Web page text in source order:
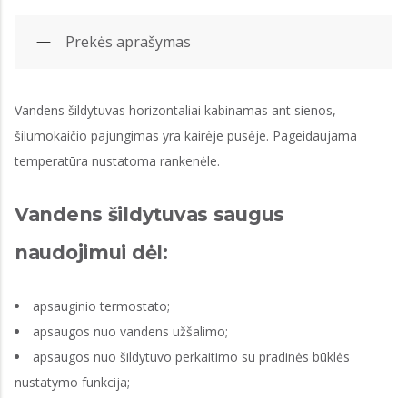
Prekės aprašymas
Vandens šildytuvas horizontaliai kabinamas ant sienos,
šilumokaičio pajungimas yra kairėje pusėje. Pageidaujama
temperatūra nustatoma rankenėle.
Vandens šildytuvas saugus
naudojimui dėl:
apsauginio termostato;
apsaugos nuo vandens užšalimo;
apsaugos nuo šildytuvo perkaitimo su pradinės būklės
nustatymo funkcija;